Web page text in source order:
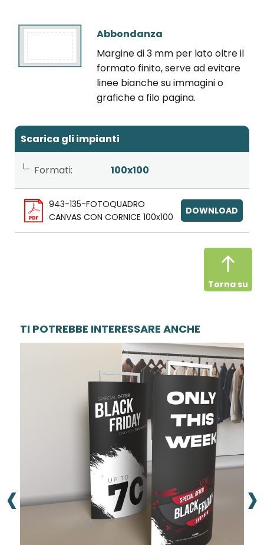
Abbondanza
Margine di 3 mm per lato oltre il
formato finito, serve ad evitare
linee bianche su immagini o
grafiche a filo pagina.
Scarica gli impianti
Formati: 100x100
943-135-FOTOQUADRO
CANVAS CON CORNICE 100x100
DOWNLOAD
Torna su
TI POTREBBE INTERESSARE ANCHE
‹ ›